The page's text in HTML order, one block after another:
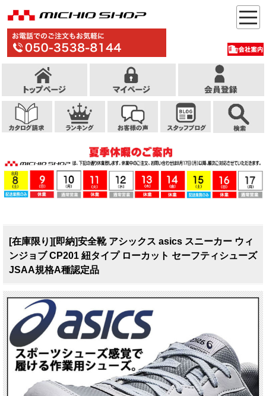
[在庫限り][即納]安全靴 アシックス asics スニーカー ウィ
ンジョブ CP201 紐タイプ ローカット セーフティシューズ
JSAA規格A種認定品